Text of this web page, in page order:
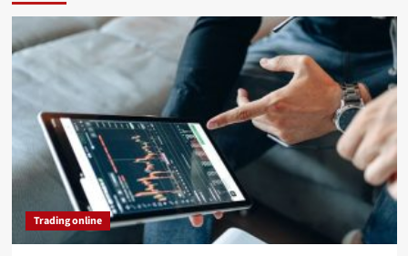
Trading online